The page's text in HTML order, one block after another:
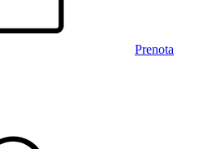
Prenota